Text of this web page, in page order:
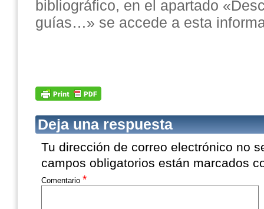
bibliográfico, en el apartado
guías…» se accede a esta
Deja una respuesta
Tu dirección de correo electrónico no
campos obligatorios están marcados
Comentario *